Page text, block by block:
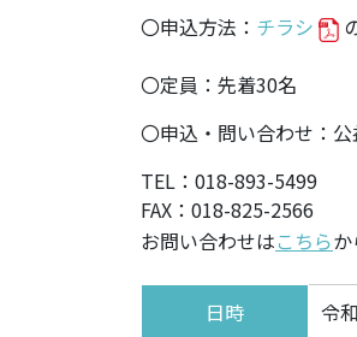
〇申込方法： チラシ
〇定員：先着30名
〇申込・問い合わせ：公
TEL：018-893-5499
FAX：018-825-2566
お問い合わせはこちらか
日時
令